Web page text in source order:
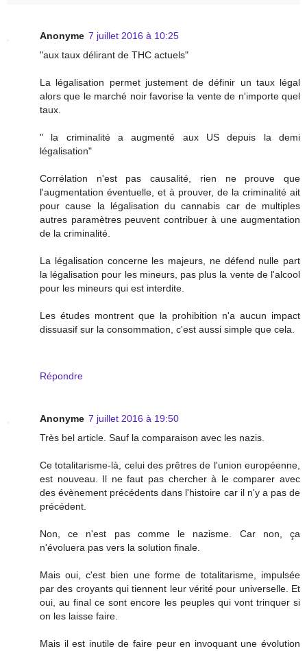
Anonyme 7 juillet 2016 à 10:25
"aux taux délirant de THC actuels"
La légalisation permet justement de définir un taux légal
alors que le marché noir favorise la vente de n'importe quel
taux.
" la criminalité a augmenté aux US depuis la demi
légalisation"
Corrélation n'est pas causalité, rien ne prouve que
l'augmentation éventuelle, et à prouver, de la criminalité ait
pour cause la légalisation du cannabis car de multiples
autres paramètres peuvent contribuer à une augmentation
de la criminalité.
La légalisation concerne les majeurs, ne défend nulle part
la légalisation pour les mineurs, pas plus la vente de l'alcool
pour les mineurs qui est interdite.
Les études montrent que la prohibition n'a aucun impact
dissuasif sur la consommation, c'est aussi simple que cela.
Répondre
Anonyme 7 juillet 2016 à 19:50
Très bel article. Sauf la comparaison avec les nazis.
Ce totalitarisme-là, celui des prêtres de l'union européenne,
est nouveau. Il ne faut pas chercher à le comparer avec
des évènement précédents dans l'histoire car il n'y a pas de
précédent.
Non, ce n'est pas comme le nazisme. Car non, ça
n'évoluera pas vers la solution finale.
Mais oui, c'est bien une forme de totalitarisme, impulsée
par des croyants qui tiennent leur vérité pour universelle. Et
oui, au final ce sont encore les peuples qui vont trinquer si
on les laisse faire.
Mais il est inutile de faire peur en invoquant une évolution